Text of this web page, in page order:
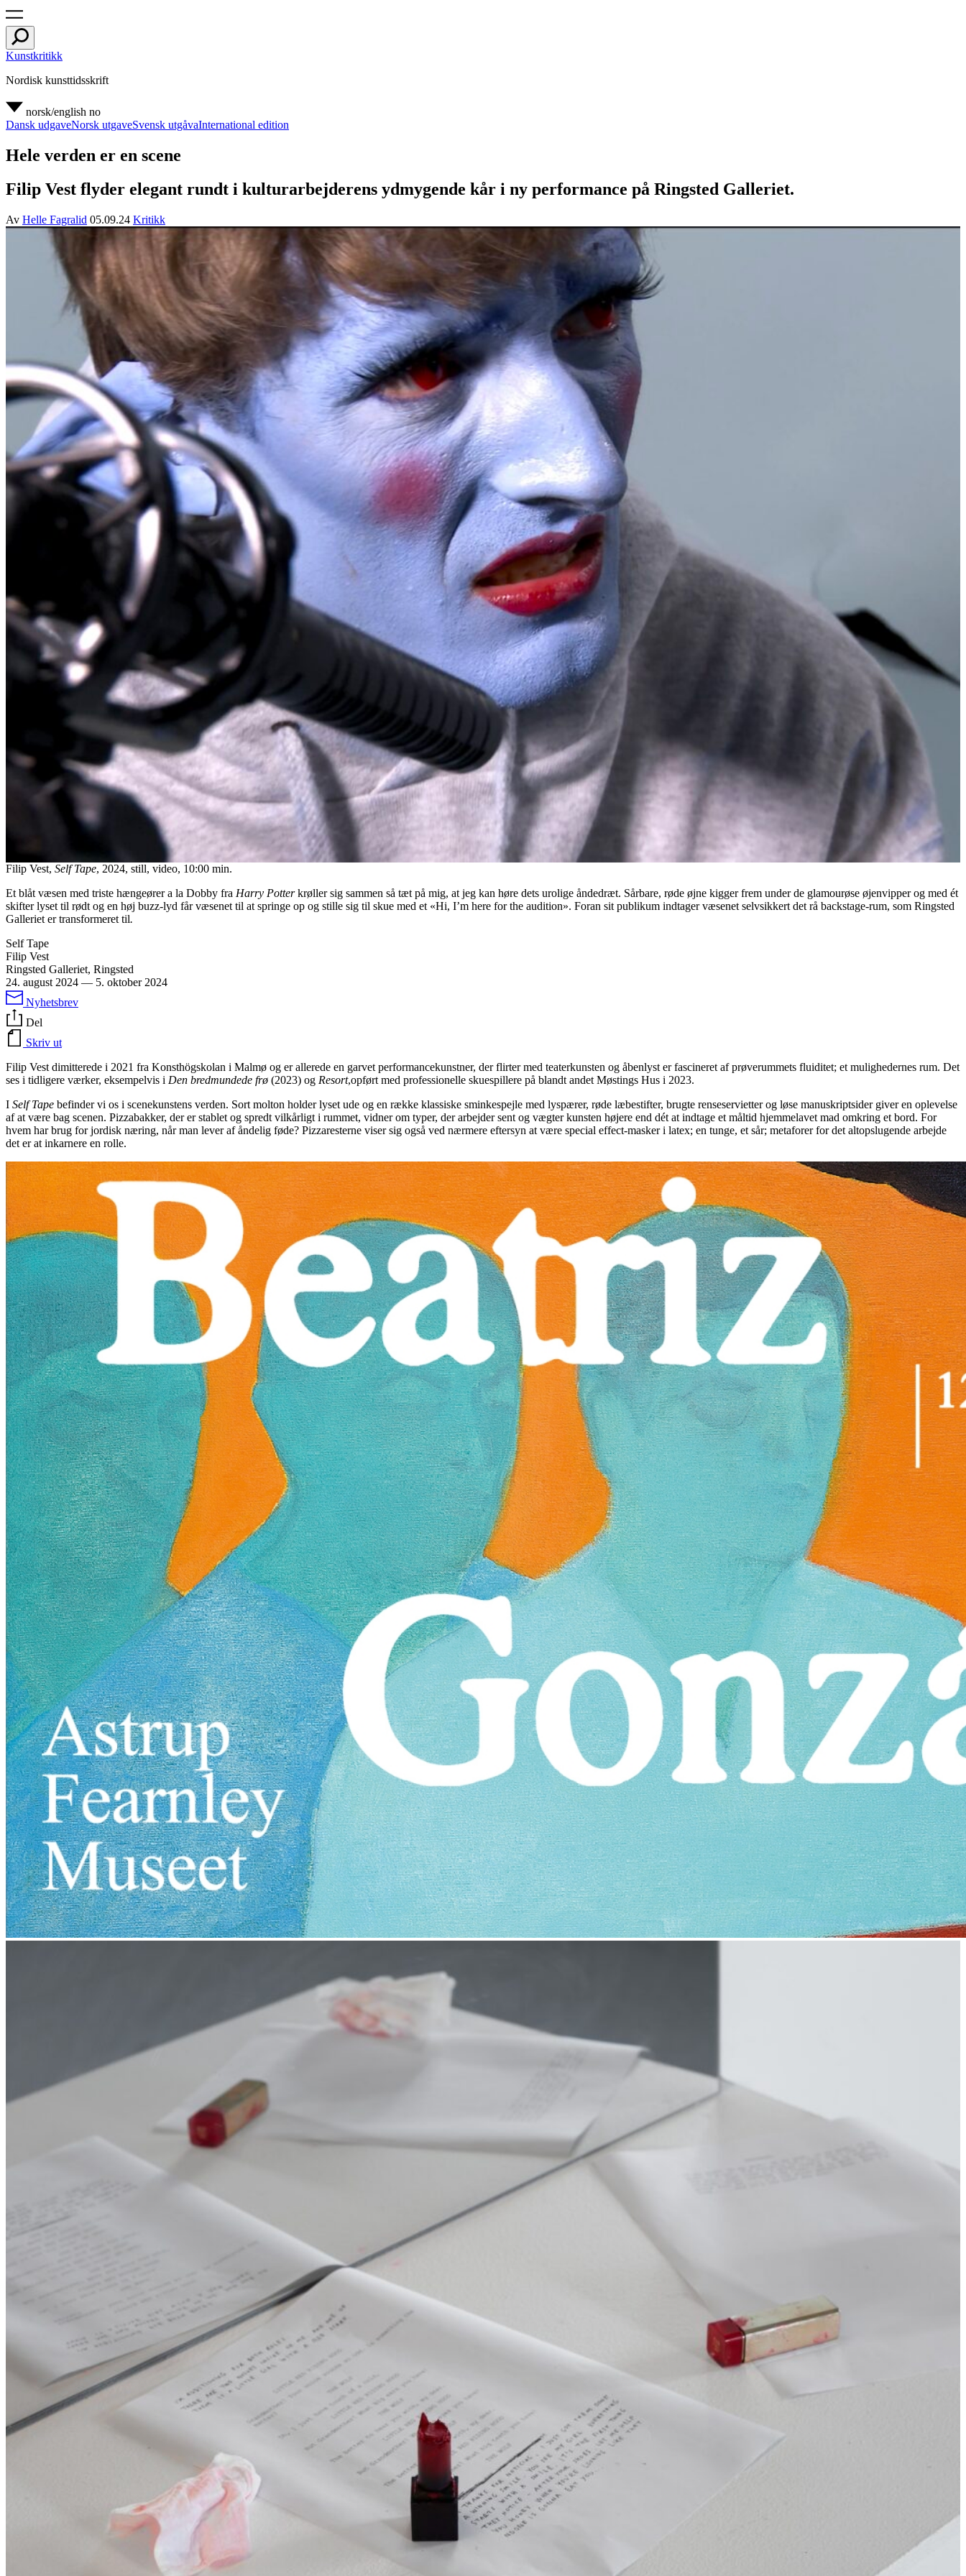
Kunstkritikk
Nordisk kunsttidsskrift
norsk/english no
Dansk udgaveNorsk utgaveSvensk utgåvaInternational edition
Hele verden er en scene
Filip Vest flyder elegant rundt i kulturarbejderens ydmygende kår i ny performance på Ringsted Galleriet.
Av Helle Fagralid 05.09.24 Kritikk
Filip Vest, Self Tape, 2024, still, video, 10:00 min.
Et blåt væsen med triste hængeører a la Dobby fra Harry Potterkrøller sig sammen så tæt på mig, at jeg kan høre dets urolige åndedræt. Sårbare, røde øjne kigger frem under de glamourøse øjenvipper og med ét
skifter lyset til rødt og en høj buzz-lyd får væsenet til at springe op og stille sig til skue med et «Hi, I’m here for the audition». Foran sit publikum indtager væsenet selvsikkert det rå backstage-rum, som Ringsted
Galleriet er transformeret til.
Self Tape
Filip Vest
Ringsted Galleriet, Ringsted
24. august 2024 — 5. oktober 2024
Nyhetsbrev
Del
Skriv ut
Filip Vest dimitterede i 2021 fra Konsthögskolan i Malmø og er allerede en garvet performancekunstner, der flirter med teaterkunsten og åbenlyst er fascineret af prøverummets fluiditet; et mulighedernes rum. Det
ses i tidligere værker, eksempelvis i Den bredmundede frø (2023) og Resort,opført med professionelle skuespillere på blandt andet Møstings Hus i 2023.
I Self Tape befinder vi os i scenekunstens verden. Sort molton holder lyset ude og en række klassiske sminkespejle med lyspærer, røde læbestifter, brugte renseservietter og løse manuskriptsider giver en oplevelse
af at være bag scenen. Pizzabakker, der er stablet og spredt vilkårligt i rummet, vidner om typer, der arbejder sent og vægter kunsten højere end dét at indtage et måltid hjemmelavet mad omkring et bord. For
hvem har brug for jordisk næring, når man lever af åndelig føde? Pizzaresterne viser sig også ved nærmere eftersyn at være special effect-masker i latex; en tunge, et sår; metaforer for det altopslugende arbejde
det er at inkarnere en rolle.